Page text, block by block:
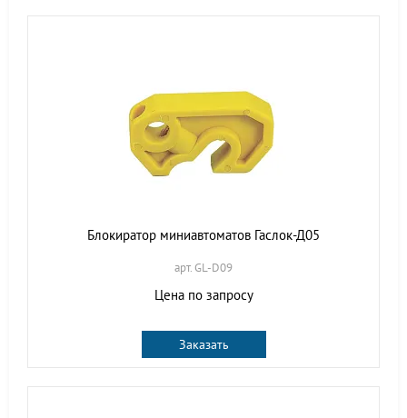
Блокиратор миниавтоматов Гаслок-Д05
арт. GL-D09
Цена по запросу
Заказать